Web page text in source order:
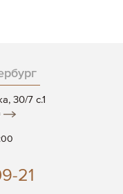
30/7 c.1
21